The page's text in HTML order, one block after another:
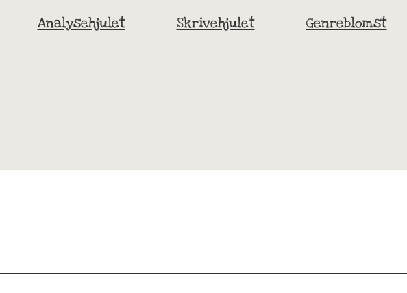
Analysehjulet Skrivehjulet Genreblomst